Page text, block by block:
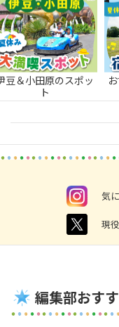
豆＆小田原のスポッ
ト
instagram 気
twitter 現
編集部おす